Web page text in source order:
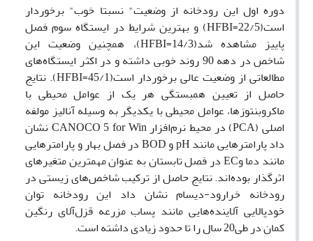
دوره اول این رودخانه از وضعیت" نسبتا خوب" برخوردار
است(22/5=HFBI) و بهترین شرایط در ایستگاه سوم فصل
پاییز مشاهده شد(14/3=HFBI)، همچنین وضعیت این
شاخص در دهه 90 روند خوبی داشته و در اکثر ایستگاه‌های
مطالعاتی از وضعیت عالی برخوردار است(45/1=HFBI). نتایج
حاصل از تعیین همبستگی هر یک از عوامل محیطی با
ماکروبنتوزها، عوامل محیطی با یکدیگر به وسیله آنالیز مولفه
اصلی (PCA) در محیط نرم‌افزار CANOCO 5 for Win نشان
داد پارامترهایی مانند pH و BOD در فصل بهار و پارامترهایی
مانند دما وEC در فصل تابستان به عنوان مهمترین متغیرهای
اثرگذار بوده‌اند. نتایج حاصل از ترکیب شاخص‌های زیستی در
رودخانه خرارود-دیسام نشان داد این رودخانه توان
خودپالایی آلاینده‌هایی مانند پساب مزرعه قزل‌آلای رنگین
کمان در طی20 سال را تا حدود زیادی داشته است.